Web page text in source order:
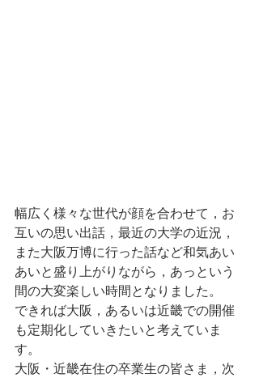
幅広く様々な世代が顔を合わせて，お
互いの思い出話，最近の大学の近況，
また大阪万博に行った話など和気あい
あいと盛り上がりながら，あっという
間の大変楽しい時間となりました。
できれば大阪，あるいは近畿での開催
も定期化していきたいと考えていま
す。
大阪・近畿在住の卒業生の皆さま，次